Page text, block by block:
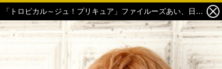
「トロピカル～ジュ！プリキュア」ファイルーズあい、日高里菜らキャスト発表！ 声優陣も喜び「トロピカってもらえるように頑張ります！」 2枚目の写真・画像